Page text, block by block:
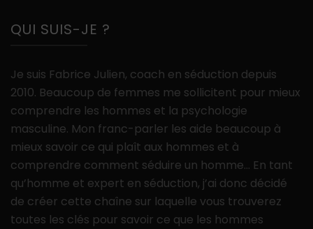
QUI SUIS-JE ?
Je suis Fabrice Julien, coach en séduction depuis
2010. Beaucoup de femmes me sollicitent pour mieux
comprendre les hommes et la psychologie
masculine. Mon franc-parler les aide beaucoup à
mieux savoir ce qui plaît aux hommes et à
comprendre comment séduire un homme… En tant
qu’homme et expert en séduction, j’ai donc décidé
de créer cette chaîne sur laquelle vous trouverez
toutes les clés pour savoir ce que les hommes